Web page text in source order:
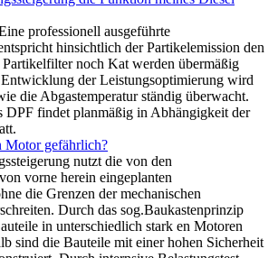
professionell ausgeführte
hinsichtlich der Partikelemission den
Partikelfilter noch Kat werden übermäßig
der Leistungsoptimierung wird
die Abgastemperatur ständig überwacht.
DPF findet planmäßig in Abhängigkeit der
Motor gefährlich?
nutzt die von den
vorne herein eingeplanten
die Grenzen der mechanischen
Durch das sog.Baukastenprinzip
in unterschiedlich stark en Motoren
sind die Bauteile mit einer hohen Sicherheit